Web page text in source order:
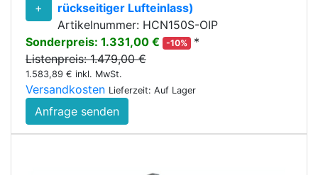
+
rückseitiger Lufteinlass)
Artikelnummer: HCN150S-OIP
Sonderpreis: 1.331,00 €
-10%
*
Listenpreis: 1.479,00 €
1.583,89 € inkl. MwSt.
Versandkosten Lieferzeit: Auf Lager
Anfrage senden